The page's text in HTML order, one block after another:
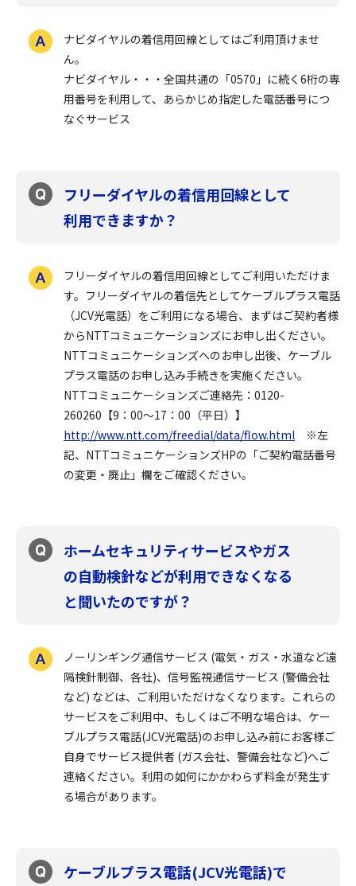
ナビダイヤルの着信用回線としてはご利用頂けませ
ん。
ナビダイヤル・・・全国共通の「0570」に続く6桁の専
用番号を利用して、あらかじめ指定した電話番号につ
なぐサービス
フリーダイヤルの着信用回線として
利用できますか？
フリーダイヤルの着信用回線としてご利用いただけま
す。フリーダイヤルの着信先としてケーブルプラス電話
（JCV光電話）をご利用になる場合、まずはご契約者様
からNTTコミュニケーションズにお申し出ください。
NTTコミュニケーションズへのお申し出後、ケーブル
プラス電話のお申し込み手続きを実施ください。
NTTコミュニケーションズご連絡先：0120-
260260【9：00～17：00（平日）】
http://www.ntt.com/freedial/data/flow.html ※左
記、NTTコミュニケーションズHPの「ご契約電話番号
の変更・廃止」欄をご確認ください。
ホームセキュリティサービスやガス
の自動検針などが利用できなくなる
と聞いたのですが？
ノーリンギング通信サービス (電気・ガス・水道など遠
隔検針制御、各社)、信号監視通信サービス (警備会社
など) などは、ご利用いただけなくなります。これらの
サービスをご利用中、もしくはご不明な場合は、ケー
ブルプラス電話(JCV光電話)のお申し込み前にお客様ご
自身でサービス提供者 (ガス会社、警備会社など)へご
連絡ください。利用の如何にかかわらず料金が発生す
る場合があります。
ケーブルプラス電話(JCV光電話)で